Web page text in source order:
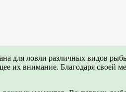
для ловли различных видов
внимание. Благодаря своей